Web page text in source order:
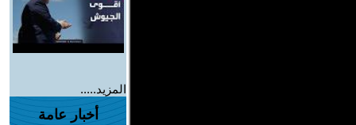
المزيد.....
أخبار عامة